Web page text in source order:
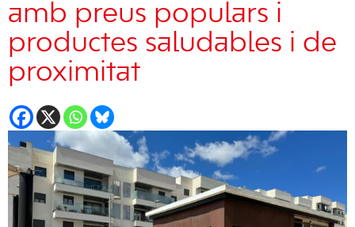
amb preus populars i
productes saludables i de
proximitat